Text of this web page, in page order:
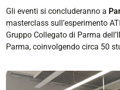
Gli eventi si concluderanno a
masterclass sull’esperimento
Gruppo Collegato di Parma
Parma, coinvolgendo circa 50